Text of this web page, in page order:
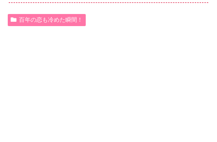
百年の恋も冷めた瞬間！